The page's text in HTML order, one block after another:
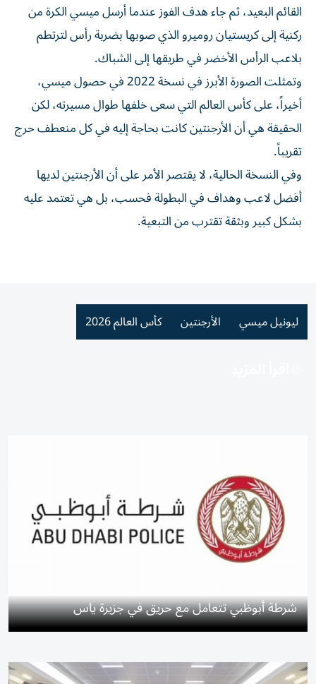
القائم البعيد، ثم جاء هدف الفوز عندما أرسل ميسي الكرة من
ركنية إلى كريستيان روميرو الذي صوبها بضربة رأس لترتطم
⁠بلاعب الرأس الأخضر في طريقها إلى الشباك.
وتمثلت الصورة الأبرز في نسخة 2022 في حصول ميسي،
أخيراً، ​على كأس العالم التي سعى خلفها طوال مسيرته، لكن
الحقيقة هي أن الأرجنتين كانت بحاجة إليه في كل منعطف حرج
تقريباً.
وفي النسخة الحالية، لا يقتصر الأمر على أن الأرجنتين لديها
أفضل لاعب وهداف في ⁠البطولة فحسب، بل هي تعتمد عليه
بشكل كبير وبثقة تقترب من ​التبعية.
ليونيل ميسي الأرجنتين كأس العالم 2026
شرطة أبوظبي تتعامل مع حريق في جزيرة ياس